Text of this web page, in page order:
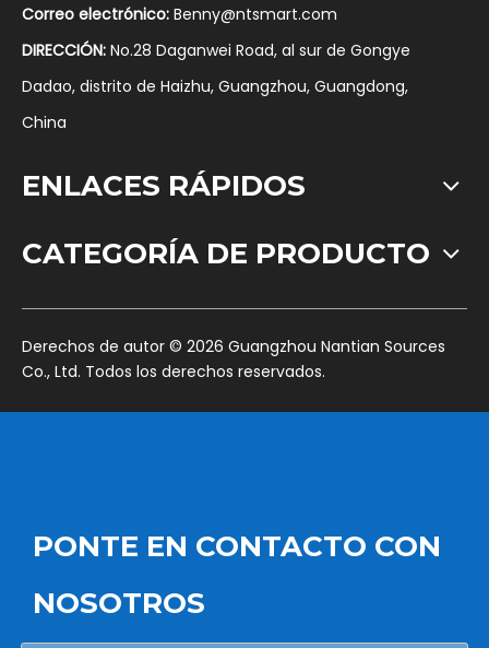
Correo electrónico: Benny@ntsmart.com
DIRECCIÓN: No.28 Daganwei Road, al sur de Gongye
Dadao, distrito de Haizhu, Guangzhou, Guangdong,
China
ENLACES RÁPIDOS
CATEGORÍA DE PRODUCTO
​Derechos de autor © 2026 Guangzhou Nantian Sources
Co., Ltd. Todos los derechos reservados.
PONTE EN CONTACTO CON
NOSOTROS